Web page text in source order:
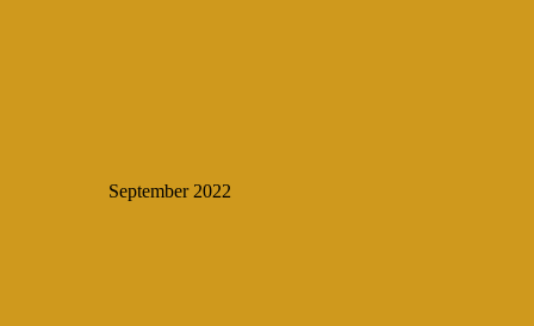
September 2022